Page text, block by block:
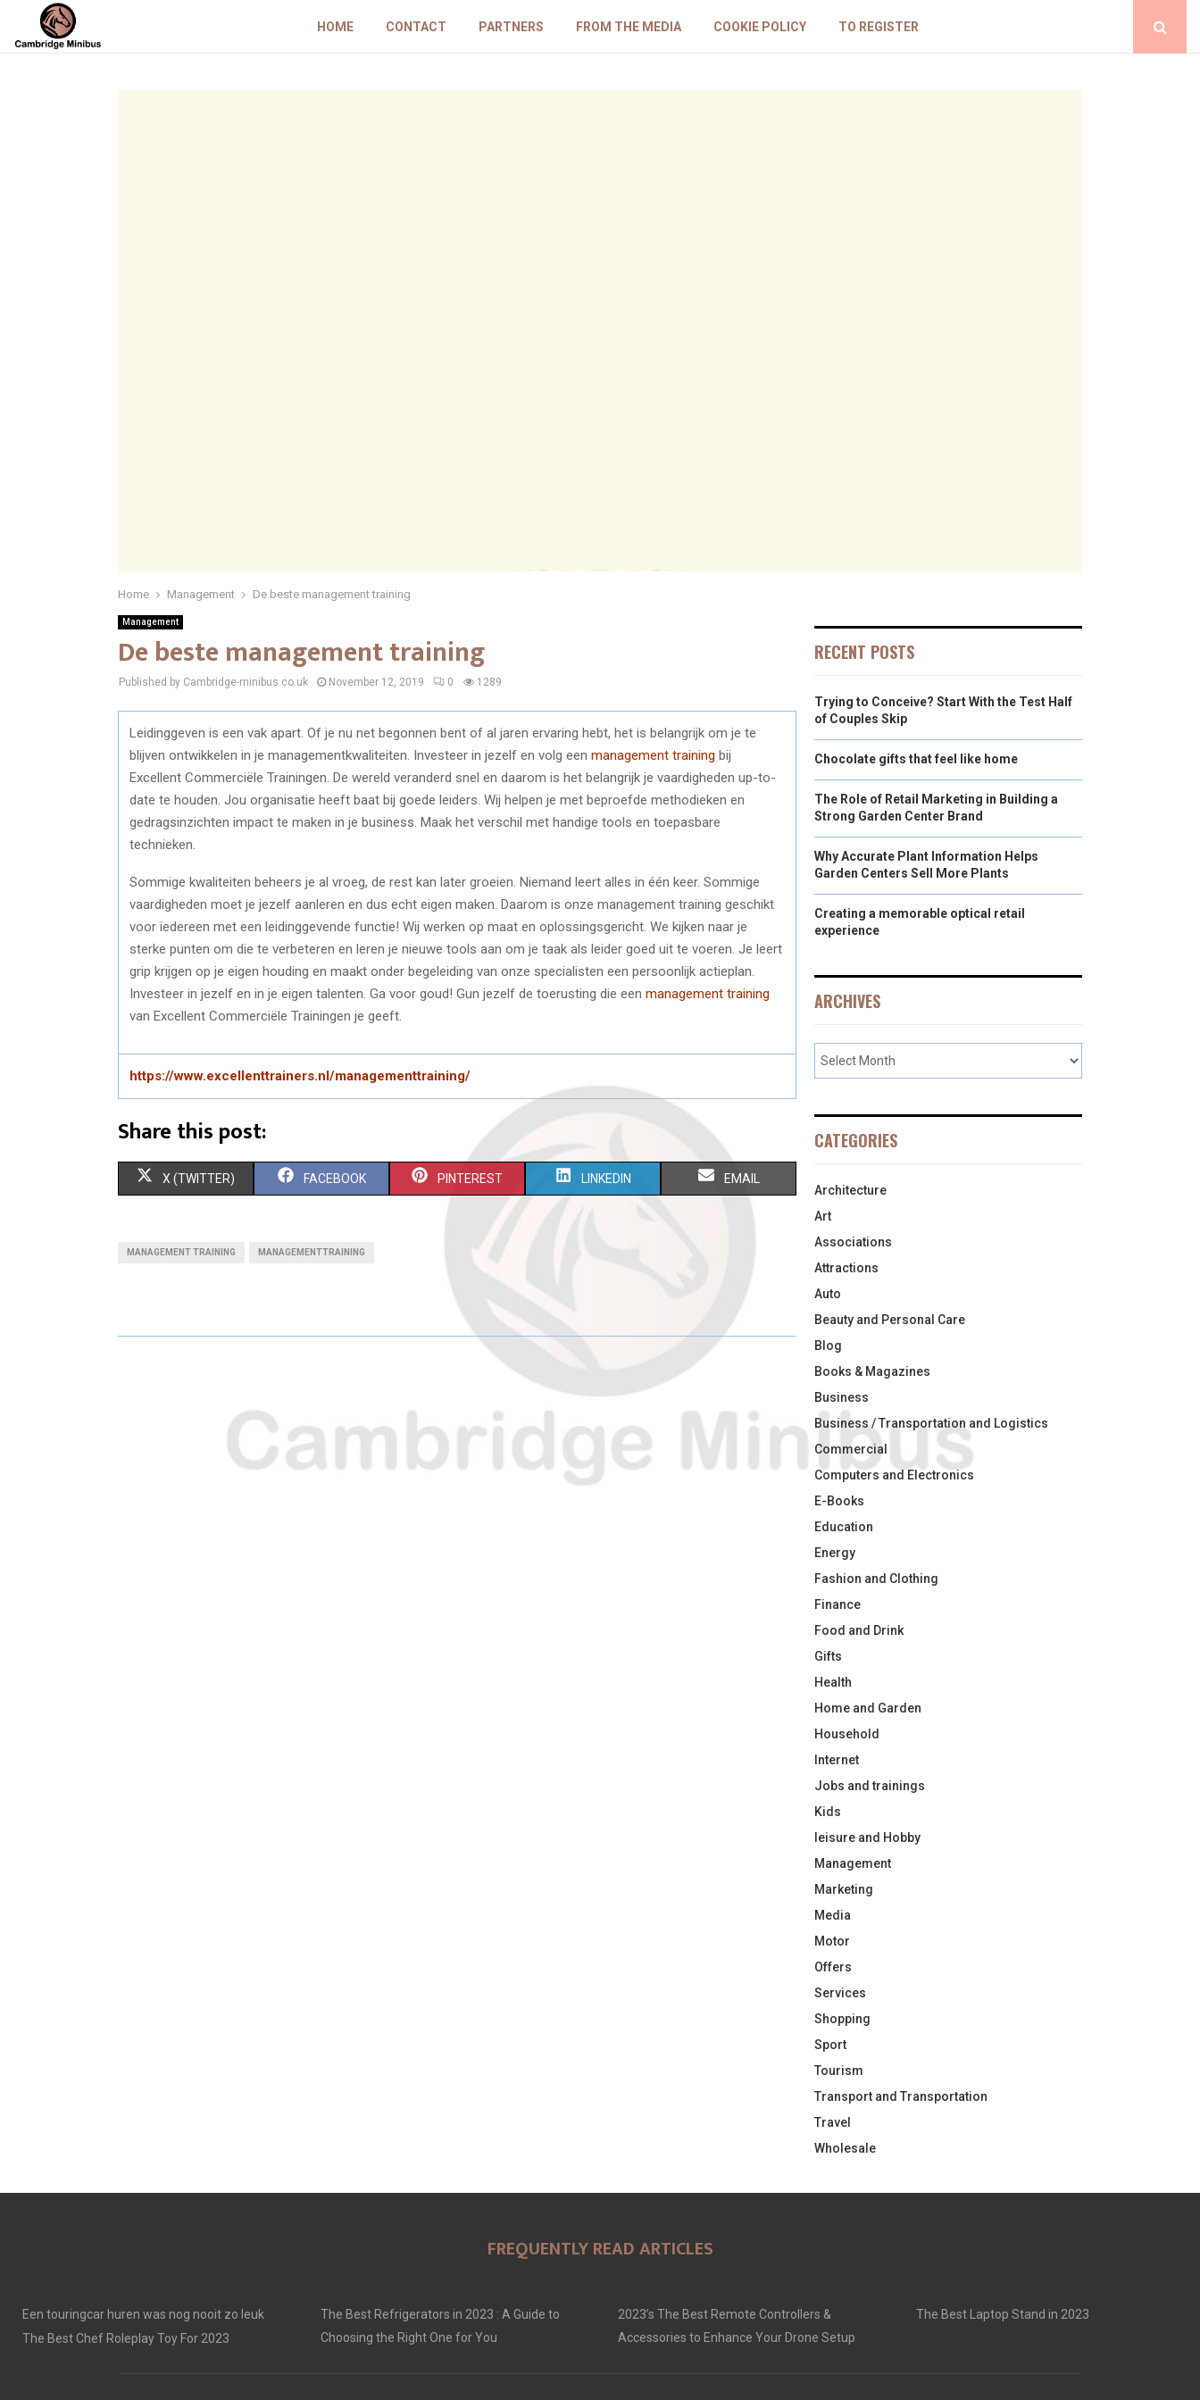
HOME CONTACT PARTNERS FROM THE MEDIA COOKIE POLICY TO REGISTER
Home Management De beste management training
Management
De beste management training
Published by Cambridge-minibus.co.uk November 12, 2019 0 1289
Leidinggeven is een vak apart. Of je nu net begonnen bent of al jaren ervaring hebt, het is belangrijk om je te
blijven ontwikkelen in je managementkwaliteiten. Investeer in jezelf en volg een management training bij
Excellent Commerciële Trainingen. De wereld veranderd snel en daarom is het belangrijk je vaardigheden up-to-
date te houden. Jou organisatie heeft baat bij goede leiders. Wij helpen je met beproefde methodieken en
gedragsinzichten impact te maken in je business. Maak het verschil met handige tools en toepasbare
technieken.
Sommige kwaliteiten beheers je al vroeg, de rest kan later groeien. Niemand leert alles in één keer. Sommige
vaardigheden moet je jezelf aanleren en dus echt eigen maken. Daarom is onze management training geschikt
voor iedereen met een leidinggevende functie! Wij werken op maat en oplossingsgericht. We kijken naar je
sterke punten om die te verbeteren en leren je nieuwe tools aan om je taak als leider goed uit te voeren. Je leert
grip krijgen op je eigen houding en maakt onder begeleiding van onze specialisten een persoonlijk actieplan.
Investeer in jezelf en in je eigen talenten. Ga voor goud! Gun jezelf de toerusting die een management training
van Excellent Commerciële Trainingen je geeft.
https://www.excellenttrainers.nl/managementtraining/
Share this post:
S
O
X (TWITTER) S
O
FACEBOOK S
O
PINTEREST S
O
LINKEDIN S
O
EMAIL
MANAGEMENT TRAINING MANAGEMENTTRAINING
RECENT POSTS
Trying to Conceive? Start With the Test Half
of Couples Skip
Chocolate gifts that feel like home
The Role of Retail Marketing in Building a
Strong Garden Center Brand
Why Accurate Plant Information Helps
Garden Centers Sell More Plants
Creating a memorable optical retail
experience
ARCHIVES
CATEGORIES
Architecture
Art
Associations
Attractions
Auto
Beauty and Personal Care
Blog
Books & Magazines
Business
Business / Transportation and Logistics
Commercial
Computers and Electronics
E-Books
Education
Energy
Fashion and Clothing
Finance
Food and Drink
Gifts
Health
Home and Garden
Household
Internet
Jobs and trainings
Kids
leisure and Hobby
Management
Marketing
Media
Motor
Offers
Services
Shopping
Sport
Tourism
Transport and Transportation
Travel
Wholesale
FREQUENTLY READ ARTICLES
Een touringcar huren was nog nooit zo leuk
The Best Chef Roleplay Toy For 2023
The Best Refrigerators in 2023 : A Guide to
Choosing the Right One for You
2023’s The Best Remote Controllers &
Accessories to Enhance Your Drone Setup
The Best Laptop Stand in 2023